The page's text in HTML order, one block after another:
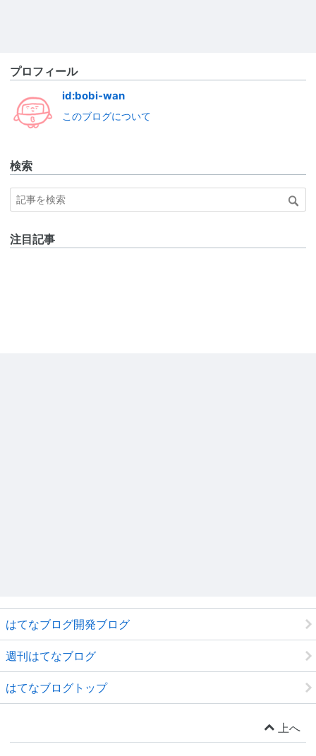
プロフィール
id:bobi-wan
このブログについて
検索
注目記事
はてなブログ開発ブログ
週刊はてなブログ
はてなブログトップ
上へ